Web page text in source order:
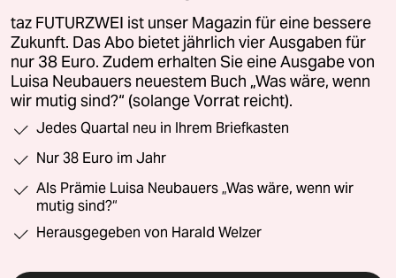
taz FUTURZWEI ist unser Magazin für eine bessere
Zukunft. Das Abo bietet jährlich vier Ausgaben für
nur 38 Euro. Zudem erhalten Sie eine Ausgabe von
Luisa Neubauers neuestem Buch „Was wäre, wenn
wir mutig sind?“ (solange Vorrat reicht).
Jedes Quartal neu in Ihrem Briefkasten
Nur 38 Euro im Jahr
Als Prämie Luisa Neubauers „Was wäre, wenn wir
mutig sind?“
Herausgegeben von Harald Welzer